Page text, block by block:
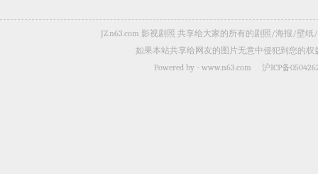
JZ.n63.com 影视剧照 共享给大家的所有的剧照/海报/壁
如果本站共享给网友的图片无意中侵犯到您的
Powered by - www.n63.com 沪ICP备